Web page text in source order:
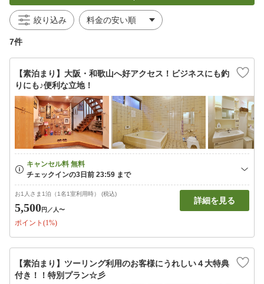
絞り込み
7件
【素泊まり】大阪・和歌山へ好アクセス！ビジネスにも釣
りにも♪便利な立地！
お1人さま1泊（1名1室利用時） (税込)
5,500円 ／人〜
ポイント(1%)
詳細を見る
【素泊まり】ツーリング利用のお客様にうれしい４大特典
付き！！特別プラン☆彡